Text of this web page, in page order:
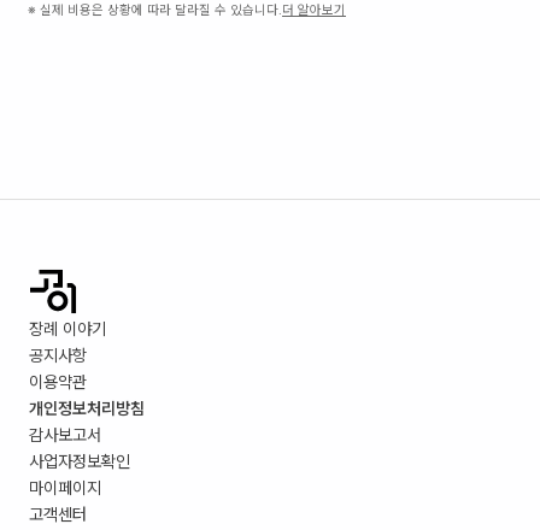
※ 실제 비용은 상황에 따라 달라질 수 있습니다.더 알아보기
장례 이야기
공지사항
이용약관
개인정보처리방침
감사보고서
사업자정보확인
마이페이지
고객센터